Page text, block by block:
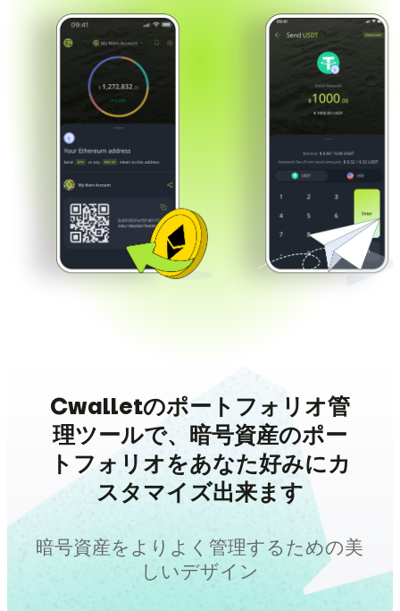
Cwalletのポートフォリオ管
理ツールで、暗号資産のポー
トフォリオをあなた好みにカ
スタマイズ出来ます
暗号資産をよりよく管理するための美
しいデザイン